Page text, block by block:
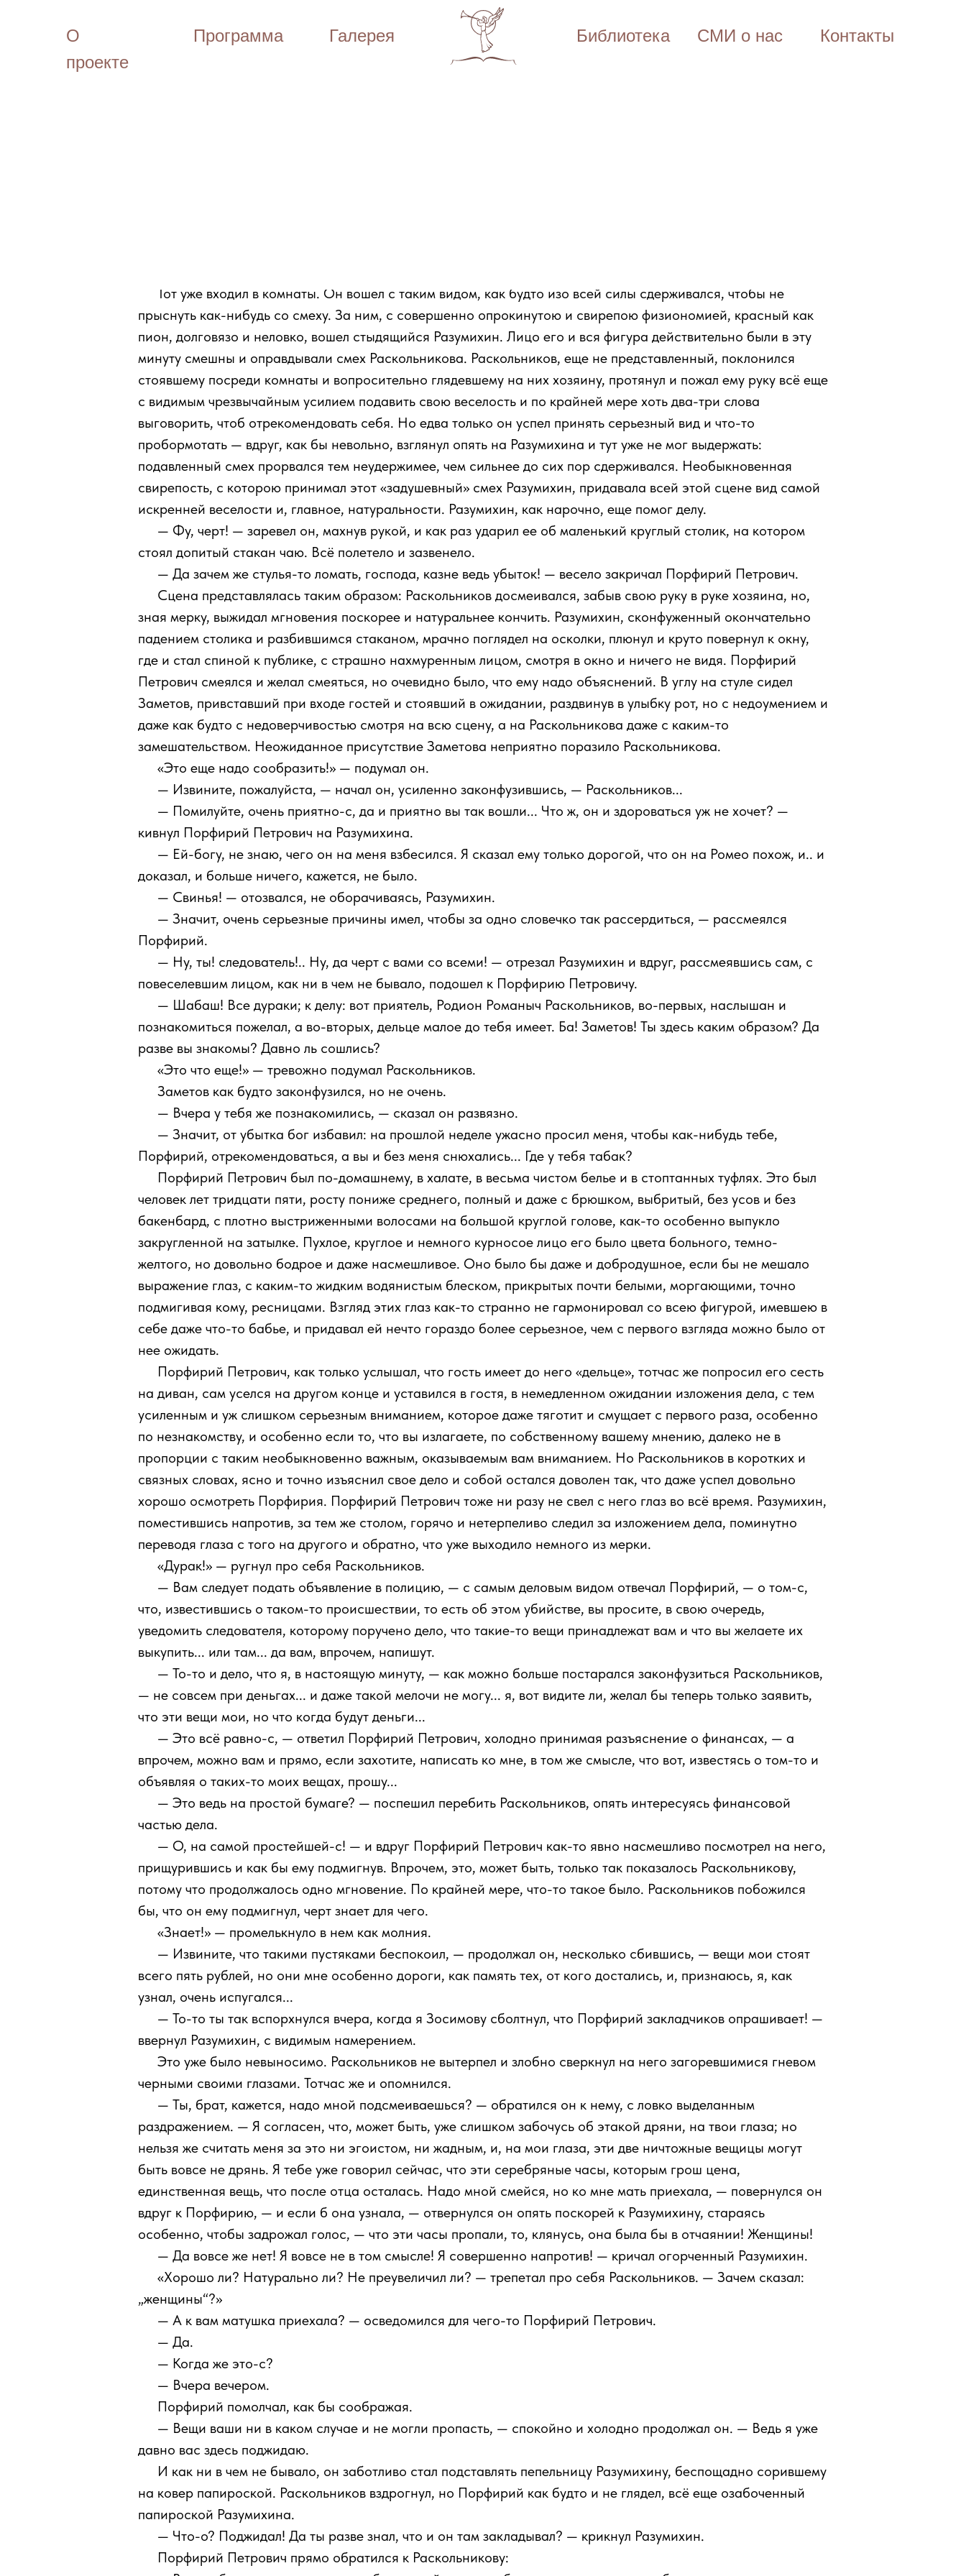
О
проекте
Программа Контакты
Библиотека
Галерея СМИ о нас
Тот уже входил в комнаты. Он вошел с таким видом, как будто изо всей силы сдерживался, чтобы не
прыснуть как-нибудь со смеху. За ним, с совершенно опрокинутою и свирепою физиономией, красный как
пион, долговязо и неловко, вошел стыдящийся Разумихин. Лицо его и вся фигура действительно были в эту
минуту смешны и оправдывали смех Раскольникова. Раскольников, еще не представленный, поклонился
стоявшему посреди комнаты и вопросительно глядевшему на них хозяину, протянул и пожал ему руку всё еще
с видимым чрезвычайным усилием подавить свою веселость и по крайней мере хоть два-три слова
выговорить, чтоб отрекомендовать себя. Но едва только он успел принять серьезный вид и что-то
пробормотать — вдруг, как бы невольно, взглянул опять на Разумихина и тут уже не мог выдержать:
подавленный смех прорвался тем неудержимее, чем сильнее до сих пор сдерживался. Необыкновенная
свирепость, с которою принимал этот «задушевный» смех Разумихин, придавала всей этой сцене вид самой
искренней веселости и, главное, натуральности. Разумихин, как нарочно, еще помог делу.
— Фу, черт! — заревел он, махнув рукой, и как раз ударил ее об маленький круглый столик, на котором
стоял допитый стакан чаю. Всё полетело и зазвенело.
— Да зачем же стулья-то ломать, господа, казне ведь убыток! — весело закричал Порфирий Петрович.
Сцена представлялась таким образом: Раскольников досмеивался, забыв свою руку в руке хозяина, но,
зная мерку, выжидал мгновения поскорее и натуральнее кончить. Разумихин, сконфуженный окончательно
падением столика и разбившимся стаканом, мрачно поглядел на осколки, плюнул и круто повернул к окну,
где и стал спиной к публике, с страшно нахмуренным лицом, смотря в окно и ничего не видя. Порфирий
Петрович смеялся и желал смеяться, но очевидно было, что ему надо объяснений. В углу на стуле сидел
Заметов, привставший при входе гостей и стоявший в ожидании, раздвинув в улыбку рот, но с недоумением и
даже как будто с недоверчивостью смотря на всю сцену, а на Раскольникова даже с каким-то
замешательством. Неожиданное присутствие Заметова неприятно поразило Раскольникова.
«Это еще надо сообразить!» — подумал он.
— Извините, пожалуйста, — начал он, усиленно законфузившись, — Раскольников...
— Помилуйте, очень приятно-с, да и приятно вы так вошли... Что ж, он и здороваться уж не хочет? —
кивнул Порфирий Петрович на Разумихина.
— Ей-богу, не знаю, чего он на меня взбесился. Я сказал ему только дорогой, что он на Ромео похож, и.. и
доказал, и больше ничего, кажется, не было.
— Свинья! — отозвался, не оборачиваясь, Разумихин.
— Значит, очень серьезные причины имел, чтобы за одно словечко так рассердиться, — рассмеялся
Порфирий.
— Ну, ты! следователь!.. Ну, да черт с вами со всеми! — отрезал Разумихин и вдруг, рассмеявшись сам, с
повеселевшим лицом, как ни в чем не бывало, подошел к Порфирию Петровичу.
— Шабаш! Все дураки; к делу: вот приятель, Родион Романыч Раскольников, во-первых, наслышан и
познакомиться пожелал, а во-вторых, дельце малое до тебя имеет. Ба! Заметов! Ты здесь каким образом? Да
разве вы знакомы? Давно ль сошлись?
«Это что еще!» — тревожно подумал Раскольников.
Заметов как будто законфузился, но не очень.
— Вчера у тебя же познакомились, — сказал он развязно.
— Значит, от убытка бог избавил: на прошлой неделе ужасно просил меня, чтобы как-нибудь тебе,
Порфирий, отрекомендоваться, а вы и без меня снюхались... Где у тебя табак?
Порфирий Петрович был по-домашнему, в халате, в весьма чистом белье и в стоптанных туфлях. Это был
человек лет тридцати пяти, росту пониже среднего, полный и даже с брюшком, выбритый, без усов и без
бакенбард, с плотно выстриженными волосами на большой круглой голове, как-то особенно выпукло
закругленной на затылке. Пухлое, круглое и немного курносое лицо его было цвета больного, темно-
желтого, но довольно бодрое и даже насмешливое. Оно было бы даже и добродушное, если бы не мешало
выражение глаз, с каким-то жидким водянистым блеском, прикрытых почти белыми, моргающими, точно
подмигивая кому, ресницами. Взгляд этих глаз как-то странно не гармонировал со всею фигурой, имевшею в
себе даже что-то бабье, и придавал ей нечто гораздо более серьезное, чем с первого взгляда можно было от
нее ожидать.
Порфирий Петрович, как только услышал, что гость имеет до него «дельце», тотчас же попросил его сесть
на диван, сам уселся на другом конце и уставился в гостя, в немедленном ожидании изложения дела, с тем
усиленным и уж слишком серьезным вниманием, которое даже тяготит и смущает с первого раза, особенно
по незнакомству, и особенно если то, что вы излагаете, по собственному вашему мнению, далеко не в
пропорции с таким необыкновенно важным, оказываемым вам вниманием. Но Раскольников в коротких и
связных словах, ясно и точно изъяснил свое дело и собой остался доволен так, что даже успел довольно
хорошо осмотреть Порфирия. Порфирий Петрович тоже ни разу не свел с него глаз во всё время. Разумихин,
поместившись напротив, за тем же столом, горячо и нетерпеливо следил за изложением дела, поминутно
переводя глаза с того на другого и обратно, что уже выходило немного из мерки.
«Дурак!» — ругнул про себя Раскольников.
— Вам следует подать объявление в полицию, — с самым деловым видом отвечал Порфирий, — о том-с,
что, известившись о таком-то происшествии, то есть об этом убийстве, вы просите, в свою очередь,
уведомить следователя, которому поручено дело, что такие-то вещи принадлежат вам и что вы желаете их
выкупить... или там... да вам, впрочем, напишут.
— То-то и дело, что я, в настоящую минуту, — как можно больше постарался законфузиться Раскольников,
— не совсем при деньгах... и даже такой мелочи не могу... я, вот видите ли, желал бы теперь только заявить,
что эти вещи мои, но что когда будут деньги...
— Это всё равно-с, — ответил Порфирий Петрович, холодно принимая разъяснение о финансах, — а
впрочем, можно вам и прямо, если захотите, написать ко мне, в том же смысле, что вот, известясь о том-то и
объявляя о таких-то моих вещах, прошу...
— Это ведь на простой бумаге? — поспешил перебить Раскольников, опять интересуясь финансовой
частью дела.
— О, на самой простейшей-с! — и вдруг Порфирий Петрович как-то явно насмешливо посмотрел на него,
прищурившись и как бы ему подмигнув. Впрочем, это, может быть, только так показалось Раскольникову,
потому что продолжалось одно мгновение. По крайней мере, что-то такое было. Раскольников побожился
бы, что он ему подмигнул, черт знает для чего.
«Знает!» — промелькнуло в нем как молния.
— Извините, что такими пустяками беспокоил, — продолжал он, несколько сбившись, — вещи мои стоят
всего пять рублей, но они мне особенно дороги, как память тех, от кого достались, и, признаюсь, я, как
узнал, очень испугался...
— То-то ты так вспорхнулся вчера, когда я Зосимову сболтнул, что Порфирий закладчиков опрашивает! —
ввернул Разумихин, с видимым намерением.
Это уже было невыносимо. Раскольников не вытерпел и злобно сверкнул на него загоревшимися гневом
черными своими глазами. Тотчас же и опомнился.
— Ты, брат, кажется, надо мной подсмеиваешься? — обратился он к нему, с ловко выделанным
раздражением. — Я согласен, что, может быть, уже слишком забочусь об этакой дряни, на твои глаза; но
нельзя же считать меня за это ни эгоистом, ни жадным, и, на мои глаза, эти две ничтожные вещицы могут
быть вовсе не дрянь. Я тебе уже говорил сейчас, что эти серебряные часы, которым грош цена,
единственная вещь, что после отца осталась. Надо мной смейся, но ко мне мать приехала, — повернулся он
вдруг к Порфирию, — и если б она узнала, — отвернулся он опять поскорей к Разумихину, стараясь
особенно, чтобы задрожал голос, — что эти часы пропали, то, клянусь, она была бы в отчаянии! Женщины!
— Да вовсе же нет! Я вовсе не в том смысле! Я совершенно напротив! — кричал огорченный Разумихин.
«Хорошо ли? Натурально ли? Не преувеличил ли? — трепетал про себя Раскольников. — Зачем сказал:
„женщины“?»
— А к вам матушка приехала? — осведомился для чего-то Порфирий Петрович.
— Да.
— Когда же это-с?
— Вчера вечером.
Порфирий помолчал, как бы соображая.
— Вещи ваши ни в каком случае и не могли пропасть, — спокойно и холодно продолжал он. — Ведь я уже
давно вас здесь поджидаю.
И как ни в чем не бывало, он заботливо стал подставлять пепельницу Разумихину, беспощадно сорившему
на ковер папироской. Раскольников вздрогнул, но Порфирий как будто и не глядел, всё еще озабоченный
папироской Разумихина.
— Что-о? Поджидал! Да ты разве знал, что и он там закладывал? — крикнул Разумихин.
Порфирий Петрович прямо обратился к Раскольникову: